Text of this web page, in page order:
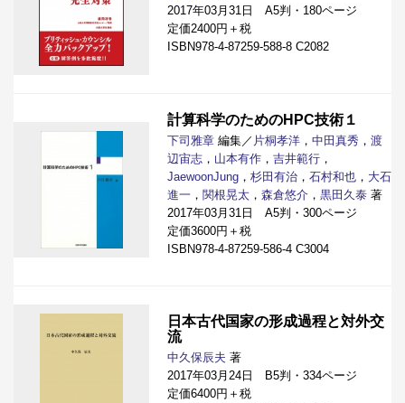
2017年03月31日 A5判・180ページ
定価2400円＋税
ISBN978-4-87259-588-8 C2082
計算科学のためのHPC技術１
下司雅章 編集／ 片桐孝洋 ， 中田真秀 ， 渡
辺宙志 ， 山本有作 ， 吉井範行 ，
JaewoonJung ， 杉田有治 ， 石村和也 ， 大石
進一 ， 関根晃太 ， 森倉悠介 ， 黒田久泰 著
2017年03月31日 A5判・300ページ
定価3600円＋税
ISBN978-4-87259-586-4 C3004
日本古代国家の形成過程と対外交
流
中久保辰夫 著
2017年03月24日 B5判・334ページ
定価6400円＋税